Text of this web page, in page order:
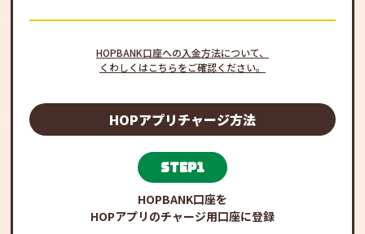
HOPBANK口座への入金方法について、
くわしくはこちらをご確認ください。
HOPアプリチャージ方法
step1
HOPBANK口座を
HOPアプリのチャージ用口座に登録